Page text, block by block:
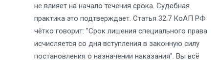
не влияет на начало течения срока. Судебная
практика это подтверждает. Статья 32.7 КоАП РФ
чётко говорит: "Срок лишения специального права
исчисляется со дня вступления в законную силу
постановления о назначении наказания". Вы всё